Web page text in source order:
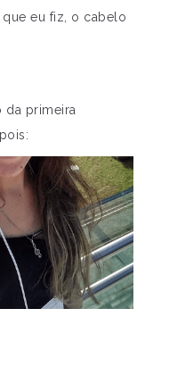
que eu fiz, o cabelo
da primeira